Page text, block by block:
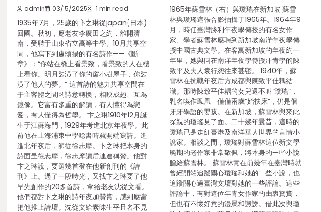
admin 03/15/2025 1 min read
1935年7月，25歲的卞之琳從japan(日本)
回國。秋初，應老友李廣田之約，離開濟
南，受聘于山東省立高等中學。10月共享空
間，他寫下到處頌揚的有名詩作——《斷
章》：“你站在橋上看景致，看景致的人在樓
上看你。明月裝潢了你的窗小樹屋子，你裝
潢了他人的夢。” 這首詩的魅力共享空間在
于主客體之間的詩意轉換，相映成趣、互為
鏡像。它富有多重的解讀，有人懂得為戀
愛，有人懂得為哲學。 卞之琳1910年12月誕
生于江蘇海門，1929年考進北京年夜學。此
前他在上海浦東中學唸書時就開端寫詩。進
進北年夜后，師從徐志摩。卞之琳把本身的
詩面呈徐志摩，徐志摩讀后連連稱贊。他對
卞之琳說，要選幾首登在他新創刊的《詩
刊》上。過了一段時光，又找卞之琳要了他
早先創作的20多首詩，拿給老友沈從文看。
他們都對卞之琳的詩年夜加贊賞，感到應當
把他推上詩壇。沈從文給素昧生平且名不見
1965年蘇雪林（右）與瓊瑤在新加坡 蘇雪
林與瓊瑤這張合影拍攝于1965年。1964年9
月，時任臺灣勝利年夜學傳授的有名女作
家、學者蘇雪林應聘到新加坡南洋年夜學傳
授中國古典文學。在客寓新加坡的年夜約一
年里，她與同在南洋年夜學傳授汗青學的陳
致平及夫人袁行恕往來甚密。 1940年，蘇
雪林在抗戰年夜后方成都與陳致平佳耦結
識。那時陳致平佳耦的女兒還不叫“瓊瑤”，
乳名喚作鳳凰，僅僅兩歲“始扶床”，仍是個
牙牙學語的嬰孩。在新加坡，蘇雪林與來此
探親的瓊瑤見了面。二十幾年曩昔，這時的
瓊瑤已是走紅臺港及南洋華人世界的言情小
說家。相談之間，瓊瑤對蘇雪林這位新文學
晚期的老作家非常敬佩，將本身的一些小說
贈給蘇雪林。 蘇雪林實在前幾年在臺灣時就
曾經開端追蹤關心瓊瑤和她的一些小說，也
追蹤關心過臺灣文壇對她的一些評論。這些
評論中，有對這位年青女作家的由衷贊賞，
但也有不懷好意的漫罵和譭謗。借此次與瓊